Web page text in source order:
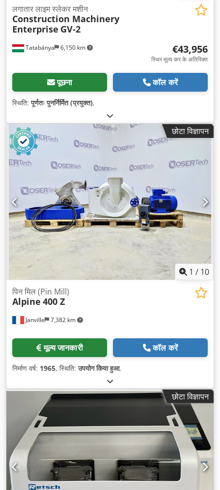
Tatabánya 6,150 km
लगातार लाइम स्लेकर मशीन
Construction Machinery
Enterprise GV-2
€43,956
स्थिर मूल्य कर के अतिरिक्त
पूछना कॉल करें
स्थिति:पूर्णतः पुनर्निर्मित (प्रयुक्त),
छोटा विज्ञापन
1 / 10
Janville 7,382 km
पिन मिल (Pin Mill)
Alpine 400 Z
मूल्य जानकारी कॉल करें
निर्माण वर्ष: 1965, स्थिति:उपयोग किया हुआ,
छोटा विज्ञापन